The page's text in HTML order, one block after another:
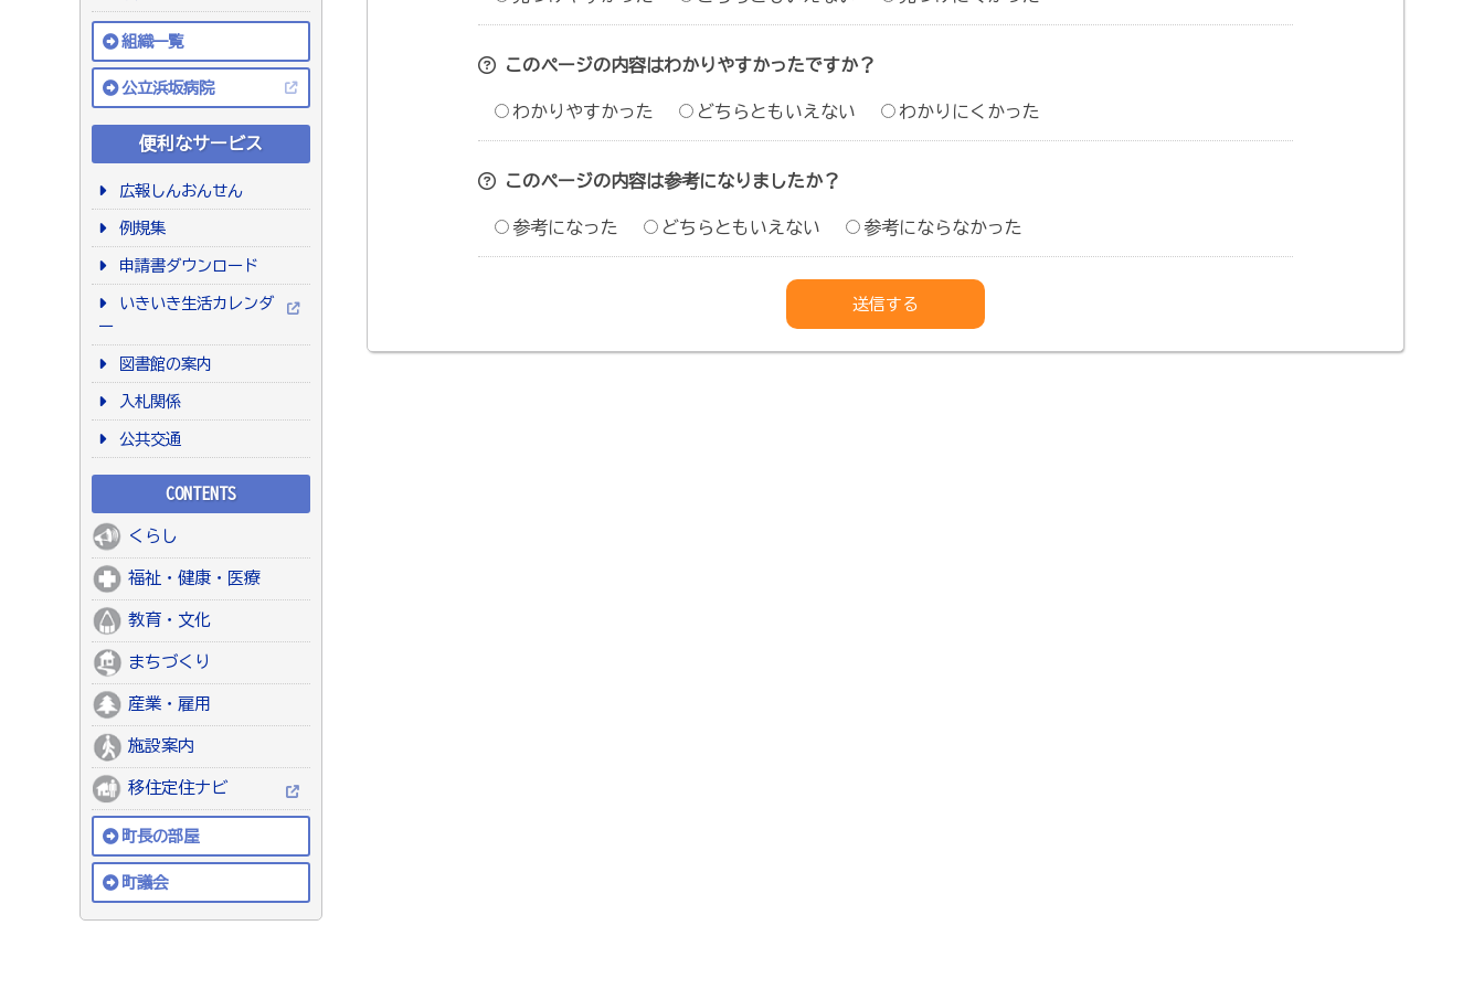
組織一覧
公立浜坂病院
便利なサービス
広報しんおんせん
例規集
申請書ダウンロード
いきいき生活カレンダ
ー
図書館の案内
入札関係
公共交通
CONTENTS
くらし
福祉・健康・医療
教育・文化
まちづくり
産業・雇用
施設案内
移住定住ナビ
町長の部屋
町議会
このページの内容はわかりやすかったですか？
わかりやすかった どちらともいえない わかりにくかった
このページの内容は参考になりましたか？
参考になった どちらともいえない 参考にならなかった